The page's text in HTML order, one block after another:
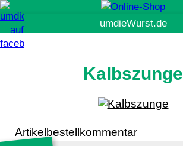
Kalbszunge
Artikelbestellkommentar